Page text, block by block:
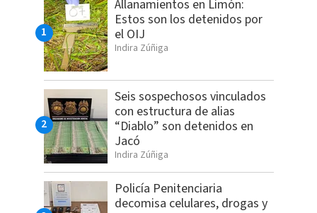
Allanamientos en Limón:
Estos son los detenidos por
el OIJ
Indira Zúñiga
Seis sospechosos vinculados
con estructura de alias
“Diablo” son detenidos en
Jacó
Indira Zúñiga
Policía Penitenciaria
decomisa celulares, drogas y